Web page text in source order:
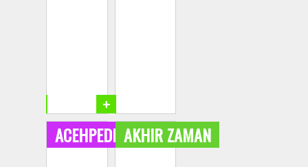
+
ACEHPEDIAAKHIR ZAMAN